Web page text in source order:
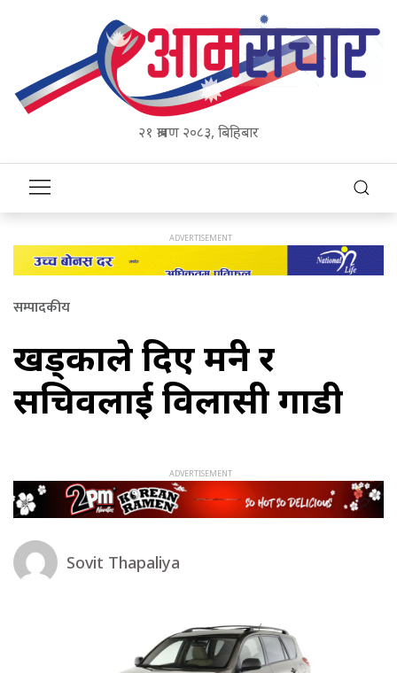
२१ श्रावण २०८३, बिहिबार
सम्पादकीय
खड्काले दिए मन्त्री र
सचिवलाई विलासी गाडी
Sovit Thapaliya